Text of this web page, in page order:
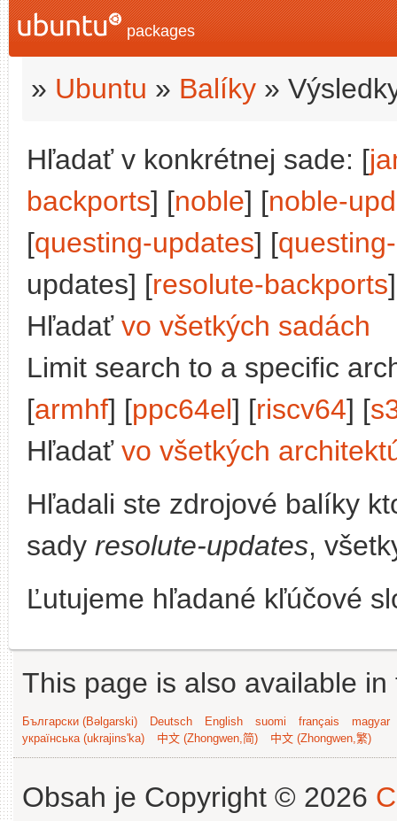
packages
» Ubuntu » Balíky »
Hľadať v konkrétnej sade: [
backports] [noble] [noble-
[questing-updates] [
updates] [resolute-backports
Hľadať vo všetkých sadách
Limit search to a specific
[armhf] [ppc64el] [riscv64] [
Hľadať vo všetkých
Hľadali ste zdrojové balíky
sady resolute-updates,
Ľutujeme hľadané kľúčové
This page is also available
Български (Bəlgarski) Deutsch English suomi français
magyar
українська (ukrajins'ka)
中文 (Zhongwen,简) 中文 (Zhongwen,繁)
Obsah je Copyright © 2026